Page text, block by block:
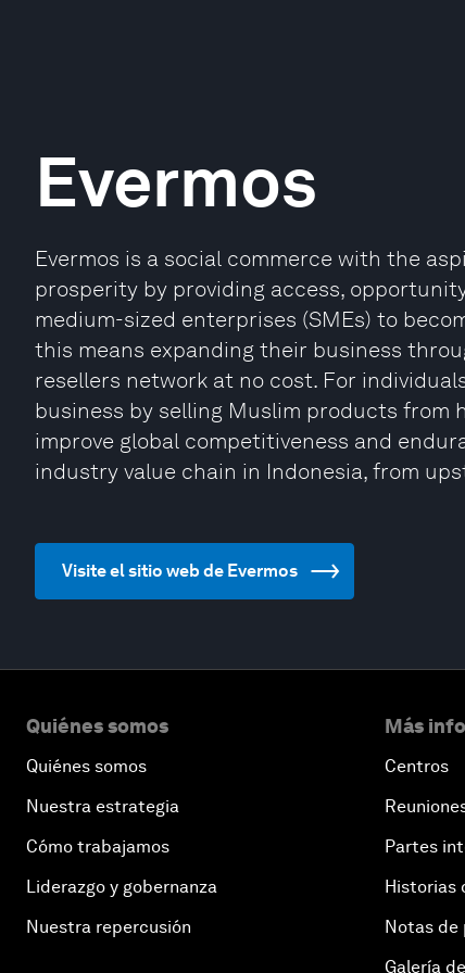
Evermos
Evermos is a social commerce with the
prosperity by providing access,
medium-sized enterprises (SMEs) to
this means expanding their business
resellers network at no cost. For
business by selling Muslim products from
improve global competitiveness and
industry value chain in Indonesia, from
Visite el sitio web de Evermos
Quiénes somos
Quiénes somos
Nuestra estrategia
Cómo trabajamos
Liderazgo y gobernanza
Nuestra repercusión
Más
Centros
Partes
Historias
Notas de
Galería